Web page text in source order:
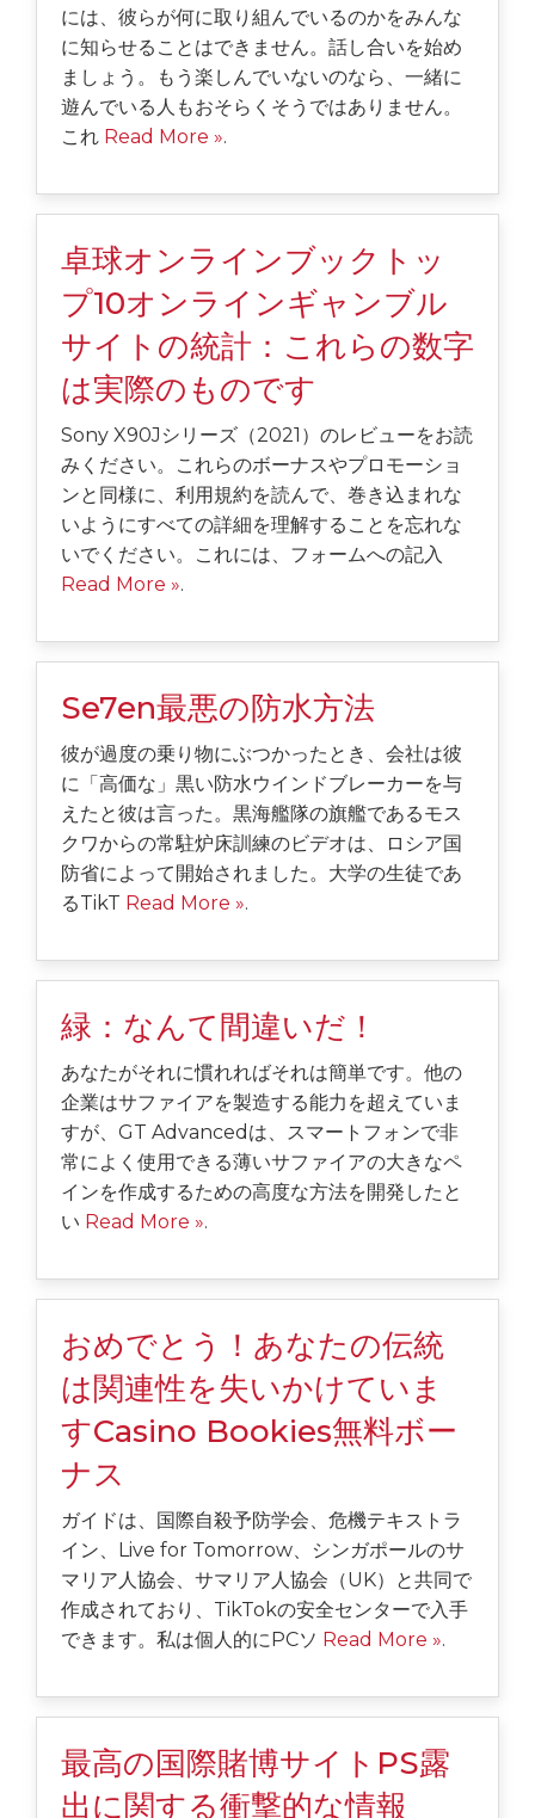
には、彼らが何に取り組んでいるのかをみんな
に知らせることはできません。話し合いを始め
ましょう。もう楽しんでいないのなら、一緒に
遊んでいる人もおそらくそうではありません。
これ Read More ».
卓球オンラインブックトッ
プ10オンラインギャンブル
サイトの統計：これらの数字
は実際のものです
Sony X90Jシリーズ（2021）のレビューをお読
みください。これらのボーナスやプロモーショ
ンと同様に、利用規約を読んで、巻き込まれな
いようにすべての詳細を理解することを忘れな
いでください。これには、フォームへの記入
Read More ».
Se7en最悪の防水方法
彼が過度の乗り物にぶつかったとき、会社は彼
に「高価な」黒い防水ウインドブレーカーを与
えたと彼は言った。黒海艦隊の旗艦であるモス
クワからの常駐炉床訓練のビデオは、ロシア国
防省によって開始されました。大学の生徒であ
るTikT Read More ».
緑：なんて間違いだ！
あなたがそれに慣れればそれは簡単です。他の
企業はサファイアを製造する能力を超えていま
すが、GT Advancedは、スマートフォンで非
常によく使用できる薄いサファイアの大きなペ
インを作成するための高度な方法を開発したと
い Read More ».
おめでとう！あなたの伝統
は関連性を失いかけていま
すCasino Bookies無料ボー
ナス
ガイドは、国際自殺予防学会、危機テキストラ
イン、Live for Tomorrow、シンガポールのサ
マリア人協会、サマリア人協会（UK）と共同で
作成されており、TikTokの安全センターで入手
できます。私は個人的にPCソ Read More ».
最高の国際賭博サイトPS露
出に関する衝撃的な情報